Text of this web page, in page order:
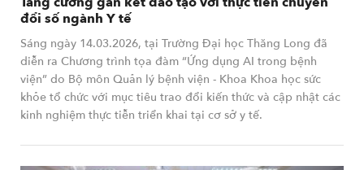
đổi số ngành Y tế
Sáng ngày 14.03.2026, tại Trường Đại học Thăng Long đã
diễn ra Chương trình tọa đàm “Ứng dụng AI trong bệnh
viện” do Bộ môn Quản lý bệnh viện - Khoa Khoa học sức
khỏe tổ chức với mục tiêu trao đổi kiến thức và cập nhật các
kinh nghiệm thực tiễn triển khai tại cơ sở y tế.